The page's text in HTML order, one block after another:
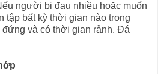
người bị đau nhiều hoặc muốn
tập bất kỳ thời gian nào trong
đứng và có thời gian rảnh. Đá